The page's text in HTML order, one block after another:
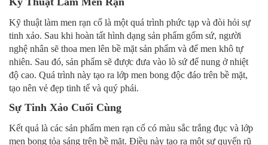
Kỹ thuật làm men rạn cổ là một quá trình phức tạp và đòi hỏi sự
tinh xảo. Sau khi hoàn tất hình dạng sản phẩm gốm sứ, người
nghệ nhân sẽ thoa men lên bề mặt sản phẩm và để men khô tự
nhiên. Sau đó, sản phẩm sẽ được đưa vào lò sứ để nung ở nhiệt
độ cao. Quá trình này tạo ra lớp men bong độc đáo trên bề mặt,
tạo nên vẻ đẹp tinh tế và quý phái.
Sự Tinh Xảo Cuối Cùng
Kết quả là các sản phẩm men rạn cổ có màu sắc trắng đục và lớp
men bong tỏa sáng trên bề mặt. Điều này tạo ra một sự quyến rũ